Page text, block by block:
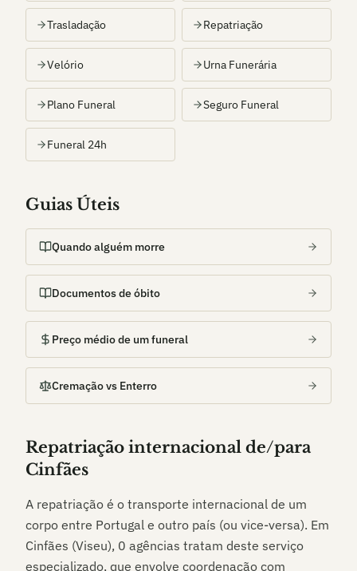
Trasladação Repatriação
Velório Urna Funerária
Plano Funeral Seguro Funeral
Funeral 24h
Guias Úteis
Quando alguém morre
Documentos de óbito
Preço médio de um funeral
Cremação vs Enterro
Repatriação internacional de/para
Cinfães
A repatriação é o transporte internacional de um
corpo entre Portugal e outro país (ou vice-versa). Em
Cinfães (Viseu), 0 agências tratam deste serviço
especializado, que envolve coordenação com